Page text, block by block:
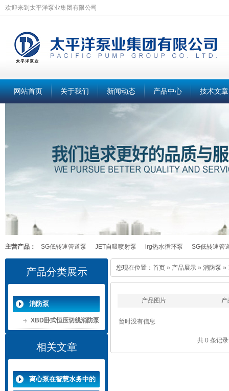
欢迎来到太平洋泵业集团有限公司
网站首页 关于我们 新闻动态 产品中心 技术文章
主营产品： SG低转速管道泵 JET自吸喷射泵 irg热水循环泵 SG低转速管
CYZ自吸式油泵
产品分类展示
消防泵
XBD卧式恒压切线消防泵
相关文章
离心泵在智慧水务中的
您现在位置： 首页 » 产品展示 » 消防泵 »
产品图片 产
暂时没有信息
共 0 条记